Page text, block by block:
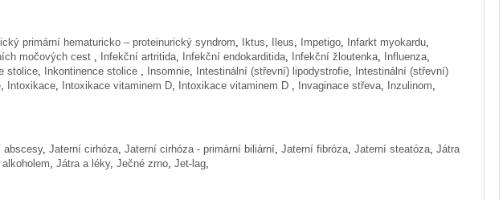
primární hematuricko – proteinurický syndrom, Iktus, Ileus, Impetigo, Infarkt myokardu,
močových cest , Infekční artritida, Infekční endokarditida, Infekční žloutenka, Influenza,
stolice, Inkontinence stolice , Insomnie, Intestinální (střevní) lipodystrofie,
Intestinální (střevní)
, Intoxikace, Intoxikace vitaminem D, Intoxikace vitaminem D , Invaginace střeva, Inzulinom,
abscesy,Jaterní cirhóza, Jaterní cirhóza - primární biliární, Jaterní fibróza, Jaterní steatóza, Játra
, Játra a léky, Ječné zrno, Jet-lag,